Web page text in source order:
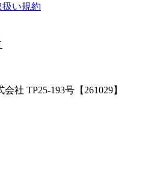
扱い規約
社 TP25-193号【261029】